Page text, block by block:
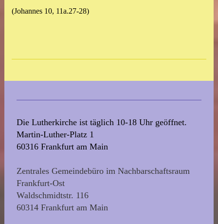
(Johannes 10, 11a.27-28)
Die Lutherkirche ist täglich 10-18 Uhr geöffnet.
Martin-Luther-Platz 1
60316 Frankfurt am Main
Zentrales Gemeindebüro im Nachbarschaftsraum
Frankfurt-Ost
Waldschmidtstr. 116
60314 Frankfurt am Main